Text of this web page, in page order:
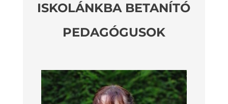
ISKOLÁNKBA BETANÍTÓ
PEDAGÓGUSOK